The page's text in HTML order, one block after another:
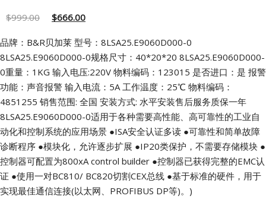
$999.00 $666.00
品牌：B&R贝加莱 型号：8LSA25.E9060D000-0
8LSA25.E9060D000-0规格尺寸：40*20*20 8LSA25.E9060D000-
0重量：1KG 输入电压:220V 物料编码：123015 是否进口：是 报警
功能：声音报警 输入电流：5A工作温度：25℃ 物料编码：
4851255 销售范围: 全国 安装方式: 水平安装售后服务质保一年
8LSA25.E9060D000-0适用于各种需要高性能、高可靠性的工业自
动化和控制系统的应用场景 ●ISA安全认证多读 ●可靠性和简单故障
诊断程序 ●模块化，允许逐步扩展 ●IP20类保护，不需要存储模块 ●
控制器可配置为800xA control builder ●控制器已获得完整的EMC认
证 ●使用一对BC810/ BC820切割CEX总线 ●基于标准的硬件，用于
实现最佳通信连接(以太网、PROFIBUS DP等)。)